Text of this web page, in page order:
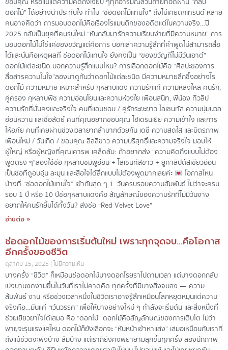
ขอบคุณ หรือแม้แต่ความคิดถึงเงียบ ๆทุกอารมณ์ล้วนถ่ายทอดผ่าน “กลีบ
ดอกไม้” ได้อย่างน่าประทับใจ ทำไม “ช่อดอกไม้แทนใจ” ถึงไม่เคยตกเทรนด์ หลาย
คนอาจคิดว่า การมอบดอกไม้คือเรื่องโรแมนติกของอดีตแต่ในความจริง…ปี
2025 กลับเป็นยุคที่คนรุ่นใหม่ “หันกลับมารักความเรียบง่ายที่มีความหมาย” การ
มอบดอกไม้ไม่ใช่แค่ของขวัญแต่คือการ บอกเล่าความรู้สึกที่คำพูดไม่สามารถสื่อ
ได้และนั่นคือเหตุผลที่ ช่อดอกไม้แทนใจ ยังคงเป็น “ของขวัญที่ไม่มีวันเอาต์”
ดอกไม้แต่ละชนิด บอกความรู้สึกแบบไหน? การเลือกดอกไม้คือ “ศิลปะของการ
สื่อสารความในใจ”ลองมาดูกันว่าดอกไม้แต่ละชนิด มีความหมายลึกซึ้งอย่างไร
ดอกไม้ ความหมาย เหมาะสำหรับ กุหลาบแดง ความรักแท้ ความหลงใหล คนรัก,
คู่ครอง กุหลาบพีช ความอ่อนโยนและความห่วงใย เพื่อนสนิท, พี่น้อง ทิวลิป
ความรักที่มั่นคงและจริงใจ คนที่แอบชอบ / คู่รักระยะยาว ไลเซนทัส ความนุ่มนวล
อ่อนหวาน และซื่อสัตย์ คนที่คุณอยากขอบคุณ ไฮเดรนเยีย ความเข้าใจ และการ
ให้อภัย คนที่เคยผ่านช่วงเวลายากลำบากด้วยกัน เดซี่ ความสดใส และมิตรภาพ
เพื่อนใหม่ / วันเกิด / ขอบคุณ ลิลลี่ขาว ความบริสุทธิ์และความจริงใจ มอบให้
ผู้ใหญ่ หรือผู้หญิงที่คุณเคารพ เคล็ดลับ: ถ้าอยากส่ง “ความคิดถึงแบบไม่ต้อง
พูดตรง ๆ”ลองใช้ช่อ กุหลาบชมพูอ่อน + ไลเซนทัสขาว + ยูคาลิปตัสเขียวอ่อน
เป็นช่อที่ดูอบอุ่น ละมุน และสื่อใจได้ลึกแบบไม่ต้องพูดมากเลยค่ะ
โอกาสไหน
บ้างที่ “ช่อดอกไม้แทนใจ” เข้ากันสุด ๆ 1. วันครบรอบความสัมพันธ์ ไม่ว่าจะครบ
รอบ 1 ปี หรือ 10 ปีช่อกุหลาบแดงคือ สัญลักษณ์ของความรักที่ไม่มีวันจาง
อยากให้คนรักยิ้มได้ทั้งวัน? ส่งช่อ “Red Velvet Love”
อ่านต่อ »
ช่อดอกไม้ของการเริ่มต้นใหม่ เพราะทุกจุดจบ…คือโอกาส
อีกครั้งของชีวิต
ตุลาคม 15, 2025 ไม่มีความเห็น
บางครั้ง “ชีวิต” ก็เหมือนช่อดอกไม้บางดอกโรยราไปตามเวลา แต่บางดอกกลับ
เบ่งบานงดงามขึ้นในวันที่เราไม่คาดคิด ทุกครั้งที่มีบางสิ่งจบลง — ความ
สัมพันธ์ งาน หรือช่วงเวลาหนึ่งในชีวิตเราอาจรู้สึกเหมือนโลกหยุดหมุนแต่ความ
จริงคือ…มันแค่ “เว้นวรรค” เพื่อให้บางอย่างใหม่ ๆ กำลังจะเริ่มต้น และสิ่งหนึ่งที่
ช่วยเยียวยาใจได้เสมอ คือ “ดอกไม้” ดอกไม้คือสัญลักษณ์ของการเติบโต ไม่ว่า
พายุจะรุนแรงแค่ไหน ดอกไม้ก็ยังเลือกจะ “หันหน้าเข้าหาแสง” เสมอเหมือนกับเราที่
ถึงแม้ชีวิตจะพังบ้าง ล้มบ้าง แต่เราก็ยังคงพยายามลุกขึ้นทุกครั้ง ลองนึกภาพ